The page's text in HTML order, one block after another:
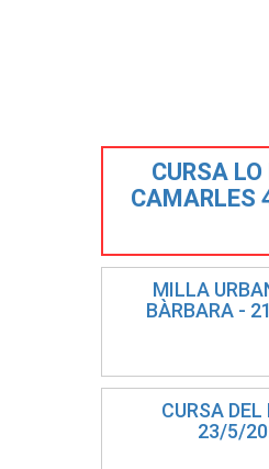
CURSA
MILLA
BÀRBARA -
CURSA DEL
23/5/